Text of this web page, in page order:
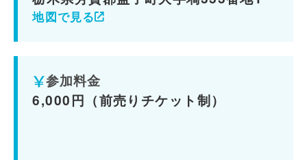
地図で見る
参加料金
6,000円（前売りチケット制）